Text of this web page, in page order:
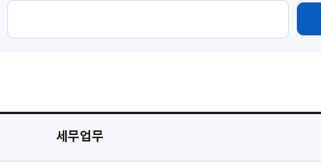
검
세무업무